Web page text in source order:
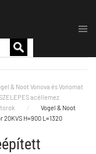
& Noot Vonova és Vonomat
acéllemez
Vogel & Noot
H=900 L=1320